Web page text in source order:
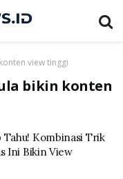
view tinggi
bikin konten
Tahu! Kombinasi Trik
Ini Bikin View